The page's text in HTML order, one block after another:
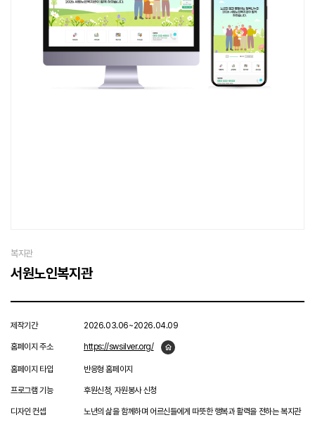
복지관
서원노인복지관
제작기간 2026.03.06~2026.04.09
홈페이지 주소 https://swsilver.org/
홈페이지 타입 반응형 홈페이지
프로그램 기능 후원신청, 자원봉사 신청
디자인 컨셉 노년의 삶을 함께하며 어르신들에게 따뜻한 행복과 활력을 전하는 복지관